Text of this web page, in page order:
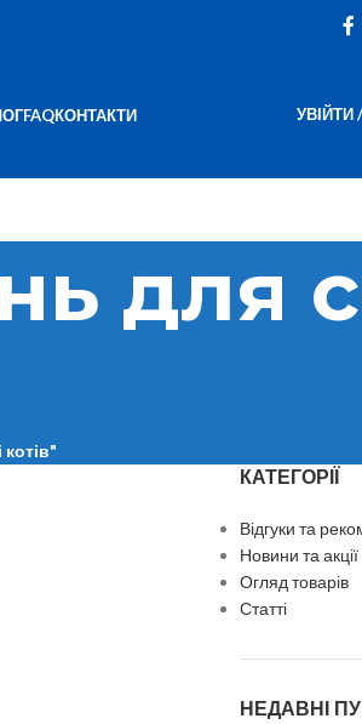
FAQКОНТАКТИ УВІЙТИ
для
КАТЕГОРІЇ
Відгуки та
Новини та акції
Огляд товарів
Статті
НЕДАВНІ